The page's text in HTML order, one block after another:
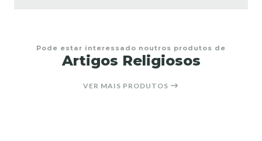
Pode estar interessado noutros produtos de
Artigos Religiosos
VER MAIS PRODUTOS